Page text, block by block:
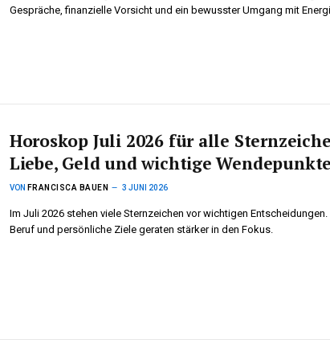
Gespräche, finanzielle Vorsicht und ein bewusster Umgang mit
Horoskop Juli 2026 für alle
Liebe, Geld und wichtige Wendepunkte
VON FRANCISCA BAUEN 3 JUNI 2026
Im Juli 2026 stehen viele Sternzeichen vor wichtigen Entscheidungen.
Beruf und persönliche Ziele geraten stärker in den Fokus.